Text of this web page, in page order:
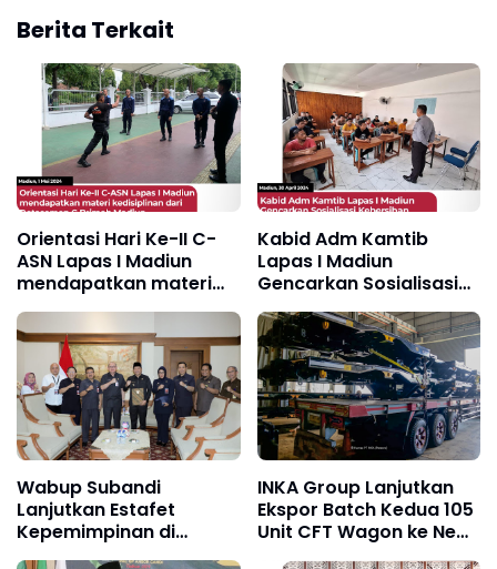
Berita Terkait
Orientasi Hari Ke-II C-
ASN Lapas I Madiun
mendapatkan materi
kedisiplinan dari
Detasemen C Brimob
Madiun
Kabid Adm Kamtib
Lapas I Madiun
Gencarkan Sosialisasi
Kebersihan dan
Ketertiban di Blok
Pendidikan
Wabup Subandi
Lanjutkan Estafet
Kepemimpinan di
Pemkab Sidoarjo
INKA Group Lanjutkan
Ekspor Batch Kedua 105
Unit CFT Wagon ke New